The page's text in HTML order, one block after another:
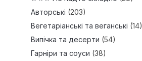
Авторські (203)
Вегетаріанські та веганські (14)
Випічка та десерти (54)
Гарніри та соуси (38)